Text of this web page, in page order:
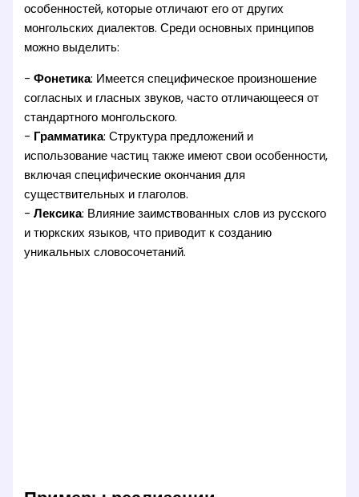
особенностей, которые отличают его от других
монгольских диалектов. Среди основных принципов
можно выделить:
-Фонетика: Имеется специфическое произношение
согласных и гласных звуков, часто отличающееся от
стандартного монгольского.
- Грамматика: Структура предложений и
использование частиц также имеют свои особенности,
включая специфические окончания для
существительных и глаголов.
-Лексика: Влияние заимствованных слов из русского
и тюркских языков, что приводит к созданию
уникальных словосочетаний.